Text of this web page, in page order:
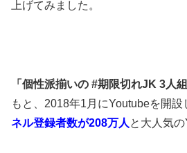
上げてみました。
「個性派揃いの #期限切れJK 3人組
もと、 2018年1月にYoutubeを開設
ネル登録者数が208万人 と 大人気の